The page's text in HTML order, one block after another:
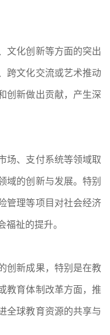
文化创新等方面的突出
跨文化交流或艺术推动
创新做出贡献，产生深
场、支付系统等领域取
域的创新与发展。特别
管理等项目对社会经济
福祉的提升。
创新成果，特别是在教
教育体制改革方面，推
全球教育资源的共享与